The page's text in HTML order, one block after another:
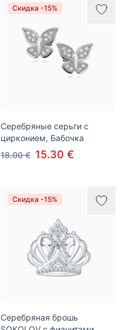
Скидка -15%
Серебряные серьги с
цирконием, Бабочка
18.00 € 15.30 €
Скидка -15%
Серебряная брошь